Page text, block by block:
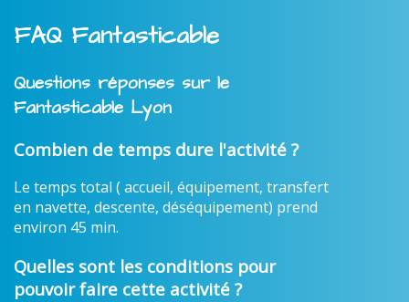
FAQ Fantasticable
Questions réponses sur le
Fantasticable Lyon
Combien de temps dure l'activité ?
Le temps total ( accueil, équipement, transfert
en navette, descente, déséquipement) prend
environ 45 min.
Quelles sont les conditions pour
pouvoir faire cette activité ?